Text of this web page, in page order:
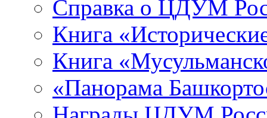
Справка о ЦДУМ
Книга
Книга
«Панорама